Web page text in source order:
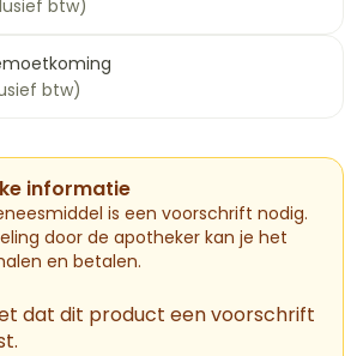
btw)
btw)
informatie
is een voorschrift nodig.
door de apotheker kan je het
en betalen.
dat dit product een voorschrift